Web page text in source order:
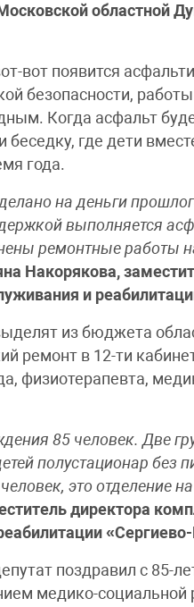
областной
вот появится
безопасности,
Когда асфальт
беседку, где дети
года.
на деньги
выполняется
ремонтные работы
Накорякова,
и
из бюджета
ремонт в 12-ти
физиотерапевта,
85 человек. Две
полустационар
это отделение
директора
поздравил с 85-
медико-социальной